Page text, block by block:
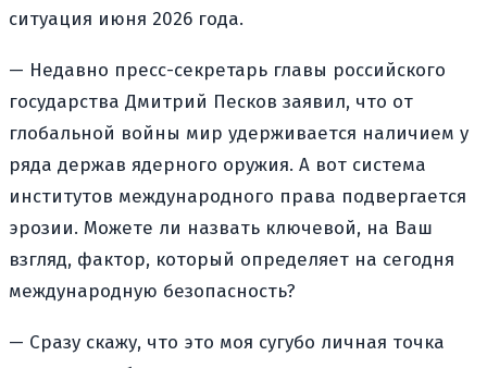
ситуация июня 2026 года.
— Недавно пресс-секретарь главы российского
государства Дмитрий Песков заявил, что от
глобальной войны мир удерживается наличием у
ряда держав ядерного оружия. А вот система
институтов международного права подвергается
эрозии. Можете ли назвать ключевой, на Ваш
взгляд, фактор, который определяет на сегодня
международную безопасность?
— Сразу скажу, что это моя сугубо личная точка